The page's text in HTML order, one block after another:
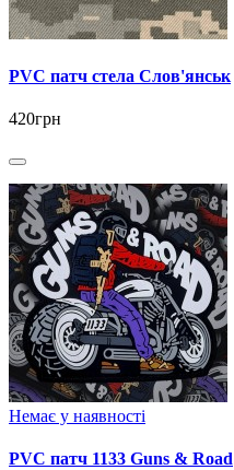
PVC патч стела Слов'янськ
420грн
Немає у наявності
PVC патч 1133 Guns & Road